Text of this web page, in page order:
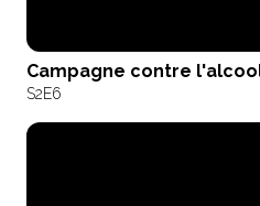
Campagne contre
S2E6